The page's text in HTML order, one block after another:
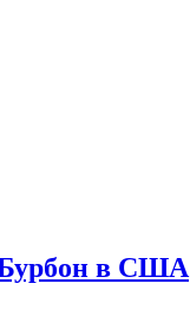
Бурбон в США